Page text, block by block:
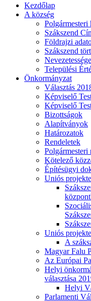
Kezdőlap
A község
Polgármesteri
Szákszend
Földrajzi
Szákszend
Települési
Önkormányzat
Választás
Képviselő
Képviselő
Bizottságok
Alapítványok
Határozatok
Rendeletek
Polgármesteri
Kötelező
Építésügyi
Uniós
Uniós
A
Magyar Falu
Az Európai
Helyi
választása
Helyi
Parlamenti